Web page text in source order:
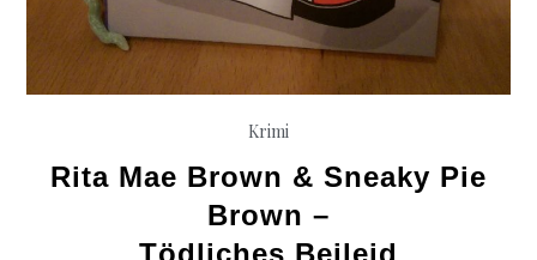
Krimi
Rita Mae Brown & Sneaky Pie
Brown –
Tödliches Beileid